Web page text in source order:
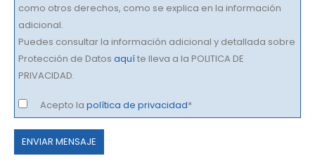
como otros derechos, como se explica en la información
adicional.
Puedes consultar la información adicional y detallada sobre
Protección de Datos aquíte lleva a la POLITICA DE
PRIVACIDAD.
Acepto la política de privacidad*
Por
favor,